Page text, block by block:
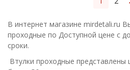
В интернет магазине mirdetali.ru
проходные по Доступной цене с
сроки.
Втулки проходные